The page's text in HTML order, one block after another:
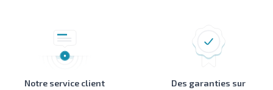
Notre service client
Des garanties sur